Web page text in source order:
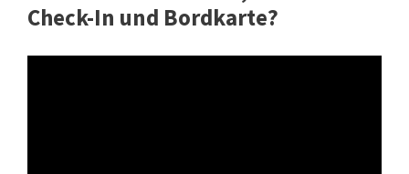
Check-In und Bordkarte?